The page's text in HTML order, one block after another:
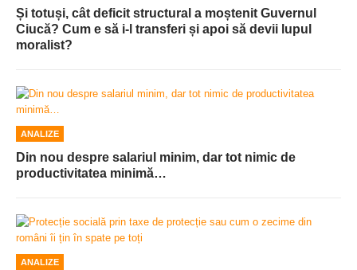
Și totuși, cât deficit structural a moștenit Guvernul
Ciucă? Cum e să i-l transferi și apoi să devii lupul
moralist?
ANALIZE
Din nou despre salariul minim, dar tot nimic de
productivitatea minimă…
ANALIZE